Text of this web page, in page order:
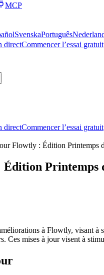
MCP
SvenskaPortuguês
directCommencer l’essai gratuit
directCommencer l’essai gratuit
Flowtly : Édition Printemps
Printemps
à Flowtly, visant
Ces mises à jour visent à